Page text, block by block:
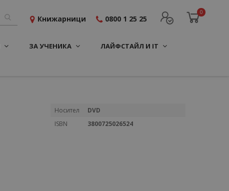
0
Книжарници 0800 1 25 25
ЗА УЧЕНИКА ЛАЙФСТАЙЛ И IT
Повече
Носител
DVD
ISBN
3800725026524